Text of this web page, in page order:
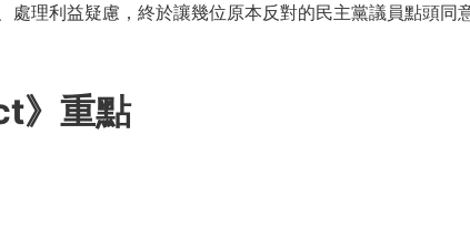
理利益疑慮，終於讓幾位原本反對的民主黨議員點頭同
》重點